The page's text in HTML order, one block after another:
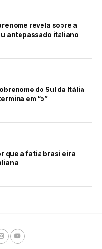
revela sobre a
antepassado italiano
do Sul da Itália
em “o”
que a fatia brasileira